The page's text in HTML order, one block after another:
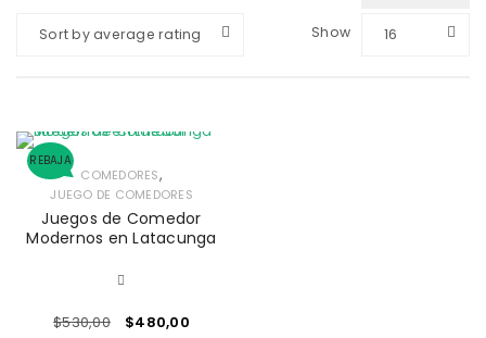
Sort by average rating Show 16
REBAJA
COMEDORES,
JUEGO DE COMEDORES
Juegos de Comedor
Modernos en Latacunga
$530,00 $480,00